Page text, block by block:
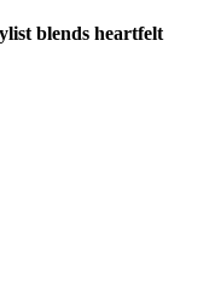
blends heartfelt